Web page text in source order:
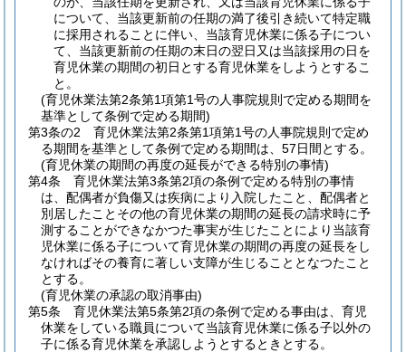
について、当該更新前の任期の満了後引き続いて特定職
に採用されることに伴い、当該育児休業に係る子につい
て、当該更新前の任期の末日の翌日又は当該採用の日を
育児休業の期間の初日とする育児休業をしようとするこ
と。
(育児休業法第2条第1項第1号の人事院規則で定める期間を
基準として条例で定める期間)
第3条の2
育児休業法第2条第1項第1号の人事院規則で定め
る期間を基準として条例で定める期間は、57日間とする。
(育児休業の期間の再度の延長ができる特別の事情)
第4条
育児休業法第3条第2項の条例で定める特別の事情
は、配偶者が負傷又は疾病により入院したこと、配偶者と
別居したことその他の育児休業の期間の延長の請求時に予
測することができなかつた事実が生じたことにより当該育
児休業に係る子について育児休業の期間の再度の延長をし
なければその養育に著しい支障が生じることとなつたこと
とする。
(育児休業の承認の取消事由)
第5条
育児休業法第5条第2項の条例で定める事由は、育児
休業をしている職員について当該育児休業に係る子以外の
子に係る育児休業を承認しようとするときとする。